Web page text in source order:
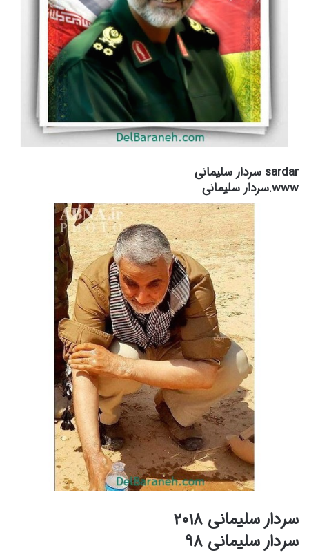
sardar سردار سلیمانی
www.سردار سلیمانی
سردار سلیمانی ۲۰۱۸
سردار سلیمانی ۹۸